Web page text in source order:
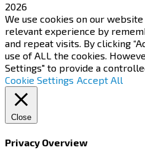
2026
We use cookies on our
relevant experience by
and repeat visits. By clicking
use of ALL the cookies.
Settings" to provide a
Cookie Settings Accept All
Close
Privacy Overview